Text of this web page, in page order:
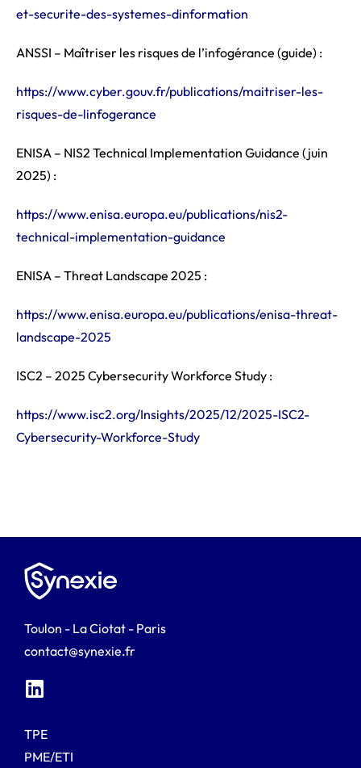
et-securite-des-systemes-dinformation
ANSSI – Maîtriser les risques de l’infogérance (guide) :
https://www.cyber.gouv.fr/publications/maitriser-les-
risques-de-linfogerance
ENISA – NIS2 Technical Implementation Guidance (juin
2025) :
https://www.enisa.europa.eu/publications/nis2-
technical-implementation-guidance
ENISA – Threat Landscape 2025 :
https://www.enisa.europa.eu/publications/enisa-threat-
landscape-2025
ISC2 – 2025 Cybersecurity Workforce Study :
https://www.isc2.org/Insights/2025/12/2025-ISC2-
Cybersecurity-Workforce-Study
Toulon - La Ciotat - Paris
contact@synexie.fr
TPE
PME/ETI